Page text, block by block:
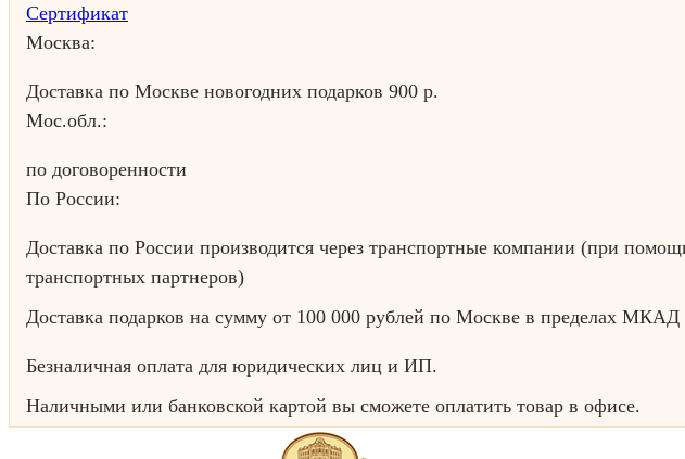
Сертификат
Москва:
Доставка по Москве новогодних подарков 900 р.
Мос.обл.:
по договоренности
По России:
Доставка по России производится через транспортные компании (при
транспортных партнеров)
Доставка подарков на сумму от 100 000 рублей по Москве в пределах МКАД
Безналичная оплата для юридических лиц и ИП.
Наличными или банковской картой вы сможете оплатить товар в офисе.